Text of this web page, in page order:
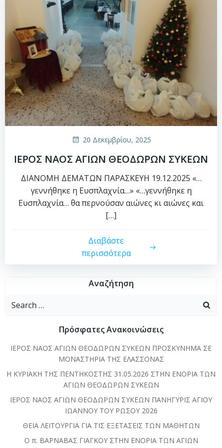
20 Δεκεμβρίου, 2025
ΙΕΡΟΣ ΝΑΟΣ ΑΓΙΩΝ ΘΕΟΔΩΡΩΝ ΣΥΚΕΩΝ
ΔΙΑΝΟΜΗ ΔΕΜΑΤΩΝ ΠΑΡΑΣΚΕΥΗ 19.12.2025 «…
γεννήθηκε η Ευσπλαχνία…» «…γεννήθηκε η
Ευσπλαχνία… θα περνούσαν αιώνες κι αιώνες και
[…]
Διαβάστε
περισσότερα
Αναζήτηση
Search
Πρόσφατες Ανακοινώσεις
ΙΕΡΟΣ ΝΑΟΣ ΑΓΙΩΝ ΘΕΟΔΩΡΩΝ ΣΥΚΕΩΝ ΠΡΟΣΚΥΝΗΜΑ ΣΕ
ΜΟΝΑΣΤΗΡΙΑ ΤΗΣ ΕΛΑΣΣΟΝΑΣ
Η ΚΥΡΙΑΚΗ ΤΗΣ ΠΕΝΤΗΚΟΣΤΗΣ 31.05.2026 ΣΤΗΝ ΕΝΟΡΙΑ ΤΩΝ
ΑΓΙΩΝ ΘΕΟΔΩΡΩΝ ΣΥΚΕΩΝ
ΙΕΡΟΣ ΝΑΟΣ ΑΓΙΩΝ ΘΕΟΔΩΡΩΝ ΣΥΚΕΩΝ ΠΑΝΗΓΥΡΙΣ ΑΓΙΟΥ
ΙΩΑΝΝΟΥ ΤΟΥ ΡΩΣΟΥ 2026
ΘΕΙΑ ΛΕΙΤΟΥΡΓΙΑ ΓΙΑ ΤΙΣ ΕΞΕΤΑΣΕΙΣ ΤΩΝ ΜΑΘΗΤΩΝ
Ο π. ΒΑΡΝΑΒΑΣ ΓΙΑΓΚΟΥ ΣΤΗΝ ΕΝΟΡΙΑ ΤΩΝ ΑΓΙΩΝ